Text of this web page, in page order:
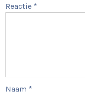
Reactie *
Naam *